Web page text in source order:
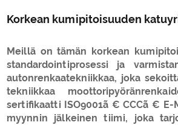
Korkean kumipitoisuuden
Meillä on tämän korkean
standardointiprosessi ja
autonrenkaatekniikkaa, joka
tekniikkaa
sertifikaatti ISO9001ã € CCCã €
myynnin jälkeinen tiimi, joka